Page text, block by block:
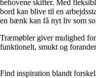
behovene skifter. Med
bord kan blive til en
en bænk kan få nyt liv som
Træmøbler giver mulighed for
funktionelt, smukt og
Find inspiration blandt